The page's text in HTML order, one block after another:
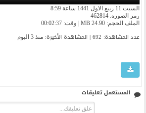
السبت 11 ربيع الاول 1441 ساعة 8:59
رمز الصورة: 462814
الملف الحجم: 24.90 MB | وقت: 00:02:37
عدد المشاهدة: 692 | المشاهدة الأخیرة: منذ 3 اليوم
المستعمل تعليقات